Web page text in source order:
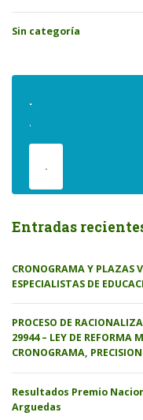
Sin categoría
.
.
.
Entradas
CRONOGRAMA Y PLAZAS
ESPECIALISTAS DE
PROCESO DE
29944 – LEY DE REFORMA
CRONOGRAMA,
Resultados Premio
Arguedas